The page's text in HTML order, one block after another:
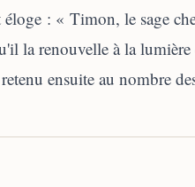
: « Timon, le sage
la renouvelle à la
ensuite au nombre